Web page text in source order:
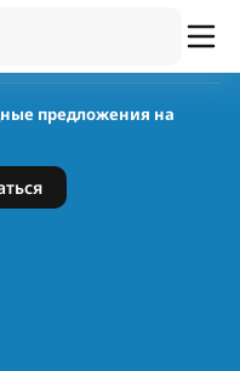
предложения на